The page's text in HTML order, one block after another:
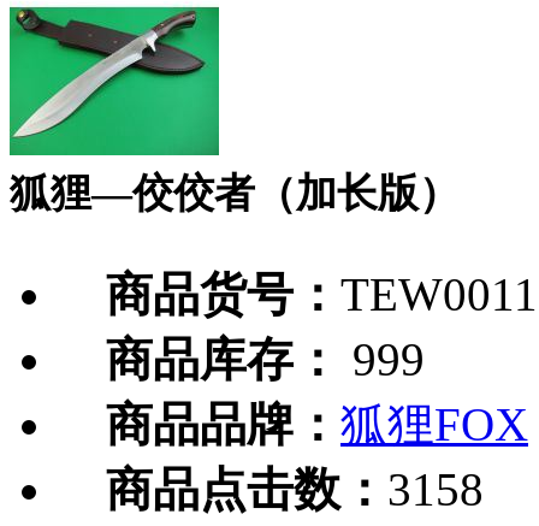
狐狸—佼佼者（加长版）
商品货号：
商品库存：
999
商品品牌： 狐狸FOX
商品点击数： 3158